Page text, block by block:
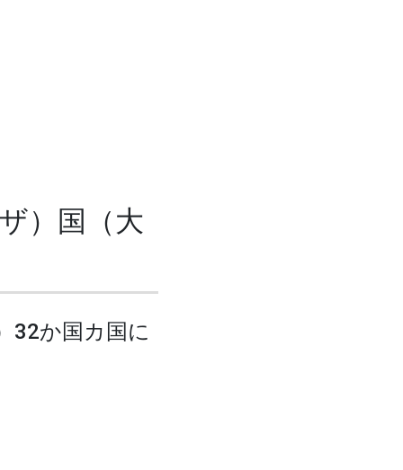
）国（大
32か国カ国に